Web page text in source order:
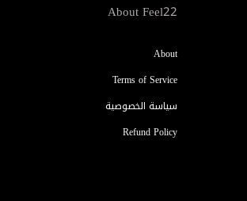
About Feel22
About
Terms of Service
سياسة الخصوصية
Refund Policy